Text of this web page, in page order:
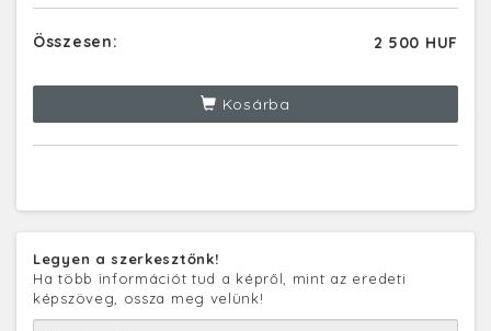
Összesen: 2 500 HUF
Kosárba
Legyen a szerkesztőnk!
Ha több információt tud a képről, mint az eredeti
képszöveg, ossza meg velünk!